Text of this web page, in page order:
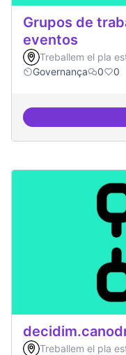
Grupos de
eventos
Treballem el pla
Governança
0 0
Treballem el pla